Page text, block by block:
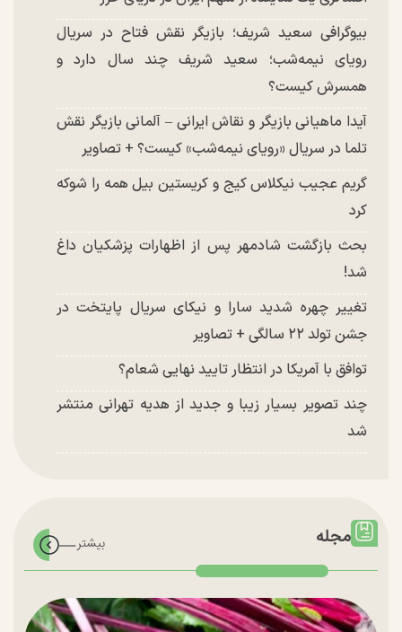
بیوگرافی سعید شریف؛ بازیگر نقش فتاح در سریال
رویای نیمه‌شب؛ سعید شریف چند سال دارد و
همسرش کیست؟
آیدا ماهیانی بازیگر و نقاش ایرانی – آلمانی بازیگر نقش
تلما در سریال «رویای نیمه‌شب» کیست؟ + تصاویر
گریم عجیب نیکلاس کیج و کریستین بیل همه را شوکه
کرد
بحث بازگشت شادمهر پس از اظهارات پزشکیان داغ
شد!
تغییر چهره شدید سارا و نیکای سریال پایتخت در
جشن تولد ۲۲ سالگی + تصاویر
توافق با آمریکا در انتظار تایید نهایی شعام؟
چند تصویر بسیار زیبا و جدید از هدیه تهرانی منتشر
شد
مجله